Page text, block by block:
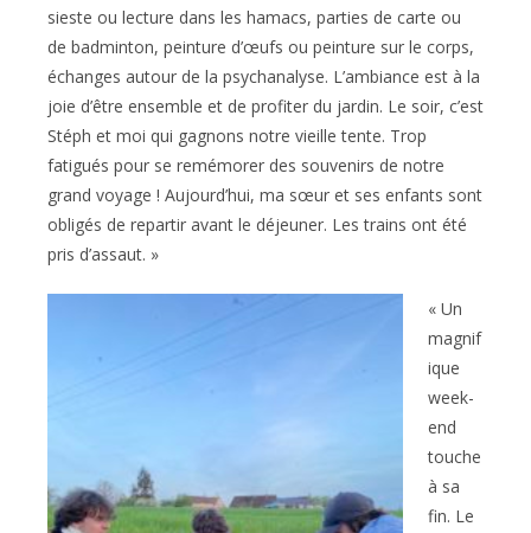
sieste ou lecture dans les hamacs, parties de carte ou
de badminton, peinture d’œufs ou peinture sur le corps,
échanges autour de la psychanalyse. L’ambiance est à la
joie d’être ensemble et de profiter du jardin. Le soir, c’est
Stéph et moi qui gagnons notre vieille tente. Trop
fatigués pour se remémorer des souvenirs de notre
grand voyage ! Aujourd’hui, ma sœur et ses enfants sont
obligés de repartir avant le déjeuner. Les trains ont été
pris d’assaut. »
« Un
magnif
ique
week-
end
touche
à sa
fin. Le